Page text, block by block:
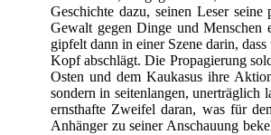
Geschichte dazu, seinen Leser
Gewalt gegen Dinge und Menschen
gipfelt dann in einer Szene darin,
Kopf abschlägt. Die Propagierung
Osten und dem Kaukasus ihre
sondern in seitenlangen,
ernsthafte Zweifel daran, was für
Anhänger zu seiner Anschauung